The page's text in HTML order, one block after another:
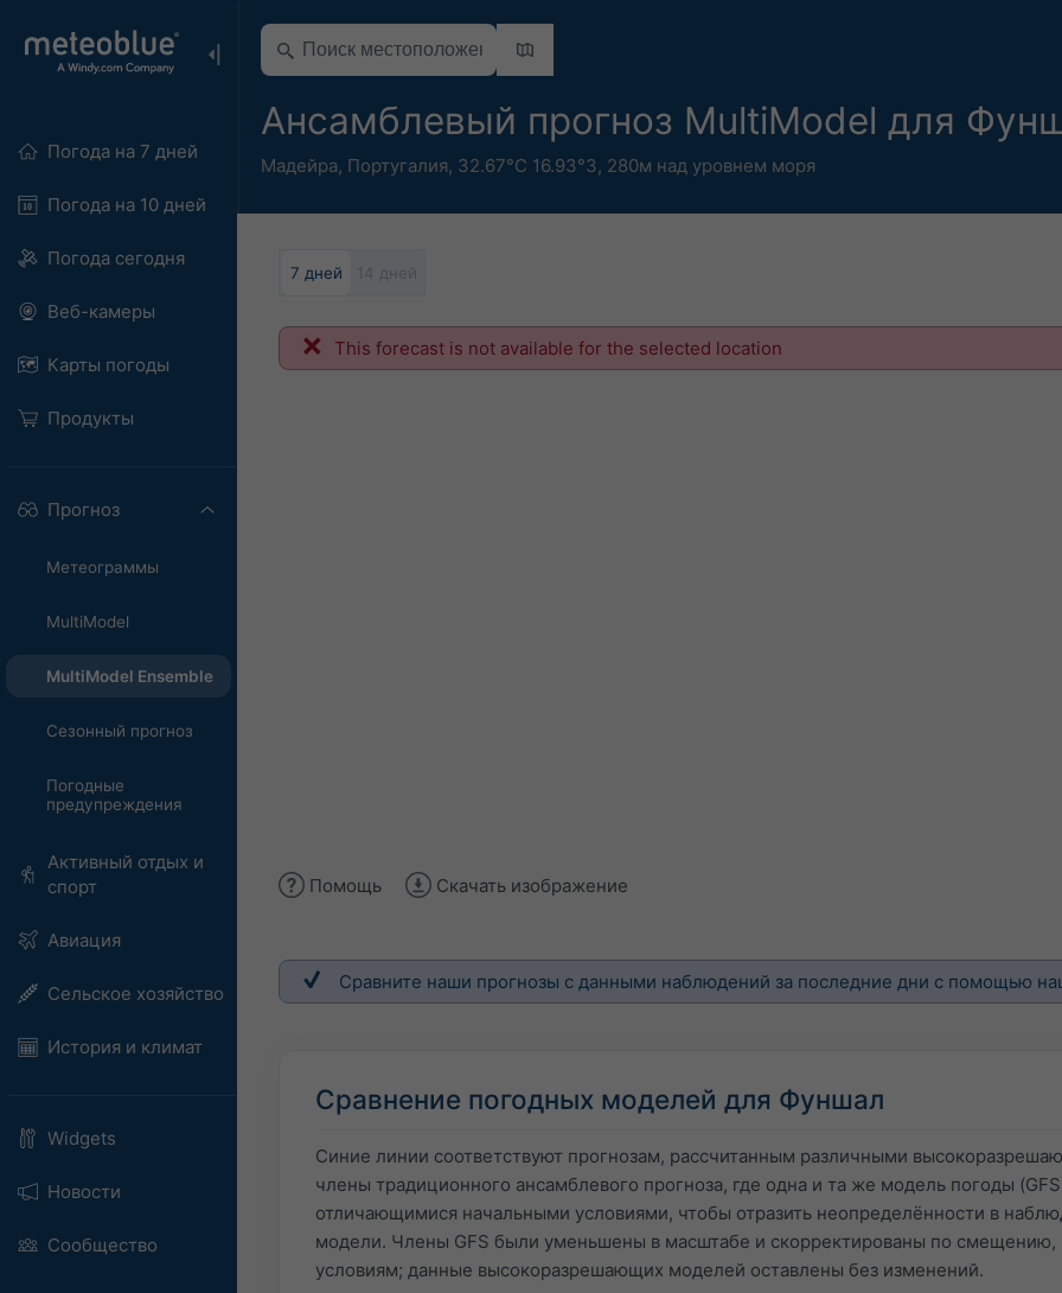
Погода на 7 дней
Погода на 10 дней
Погода сегодня
Веб-камеры
Карты погоды
Продукты
Прогноз
Метеограммы
MultiModel
MultiModel Ensemble
Сезонный прогноз
Погодные
предупреждения
Активный отдых и
спорт
Авиация
Сельское хозяйство
История и климат
Widgets
Новости
Сообщество
Ансамблевый прогноз MultiModel для
Мадейра, Португалия, 32.67°С 16.93°З, 280м над уровнем моря
7 дней 14 дней
This forecast is not available for the selected location
Помощь Скачать изображение
Сравните наши прогнозы с данными наблюдений за последние дни с помощью
Сравнение погодных моделей для Фуншал
Синие линии соответствуют прогнозам, рассчитанным различными
члены традиционного ансамблевого прогноза, где одна и та же модель погоды
отличающимися начальными условиями, чтобы отразить неопределённости в
модели. Члены GFS были уменьшены в масштабе и скорректированы по смещению,
условиям; данные высокоразрешающих моделей оставлены без изменений.